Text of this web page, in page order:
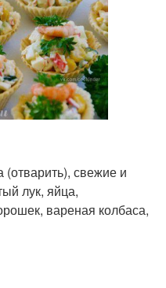
(отварить), свежие и
лук, яйца,
вареная колбаса,